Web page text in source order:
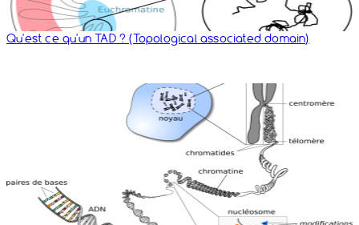
Qu'est ce qu'un TAD ? (Topological associated domain)